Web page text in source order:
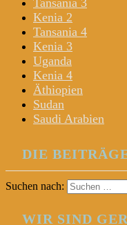
Tansania 3
Kenia 2
Tansania 4
Kenia 3
Uganda
Kenia 4
Äthiopien
Sudan
Saudi Arabien
DIE
Suchen nach:
WIR SIND